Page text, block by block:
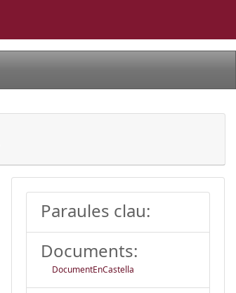
Paraules clau:
Documents:
DocumentEnCastella